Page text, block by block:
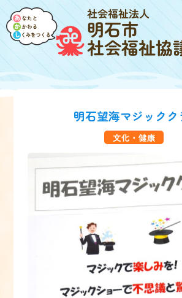
社会福祉法人
明石市
社会福祉協
明石望海マジックク
文化・健康